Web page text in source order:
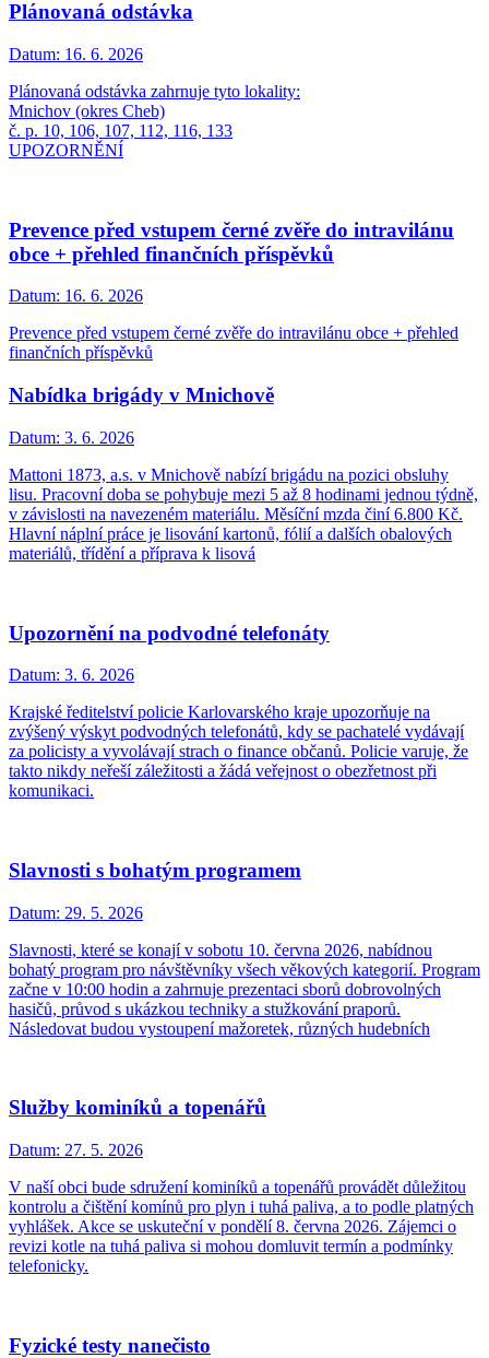
Plánovaná odstávka
Datum: 16. 6. 2026
Plánovaná odstávka zahrnuje tyto lokality:
Mnichov (okres Cheb)
č. p. 10, 106, 107, 112, 116, 133
UPOZORNĚNÍ
Prevence před vstupem černé zvěře do intravilánu
obce + přehled finančních příspěvků
Datum: 16. 6. 2026
Prevence před vstupem černé zvěře do intravilánu obce + přehled
finančních příspěvků
Nabídka brigády v Mnichově
Datum: 3. 6. 2026
Mattoni 1873, a.s. v Mnichově nabízí brigádu na pozici obsluhy
lisu. Pracovní doba se pohybuje mezi 5 až 8 hodinami jednou týdně,
v závislosti na navezeném materiálu. Měsíční mzda činí 6.800 Kč.
Hlavní náplní práce je lisování kartonů, fólií a dalších obalových
materiálů, třídění a příprava k lisová
Upozornění na podvodné telefonáty
Datum: 3. 6. 2026
Krajské ředitelství policie Karlovarského kraje upozorňuje na
zvýšený výskyt podvodných telefonátů, kdy se pachatelé vydávají
za policisty a vyvolávají strach o finance občanů. Policie varuje, že
takto nikdy neřeší záležitosti a žádá veřejnost o obezřetnost při
komunikaci.
Slavnosti s bohatým programem
Datum: 29. 5. 2026
Slavnosti, které se konají v sobotu 10. června 2026, nabídnou
bohatý program pro návštěvníky všech věkových kategorií. Program
začne v 10:00 hodin a zahrnuje prezentaci sborů dobrovolných
hasičů, průvod s ukázkou techniky a stužkování praporů.
Následovat budou vystoupení mažoretek, různých hudebních
Služby kominíků a topenářů
Datum: 27. 5. 2026
V naší obci bude sdružení kominíků a topenářů provádět důležitou
kontrolu a čištění komínů pro plyn i tuhá paliva, a to podle platných
vyhlášek. Akce se uskuteční v pondělí 8. června 2026. Zájemci o
revizi kotle na tuhá paliva si mohou domluvit termín a podmínky
telefonicky.
Fyzické testy nanečisto